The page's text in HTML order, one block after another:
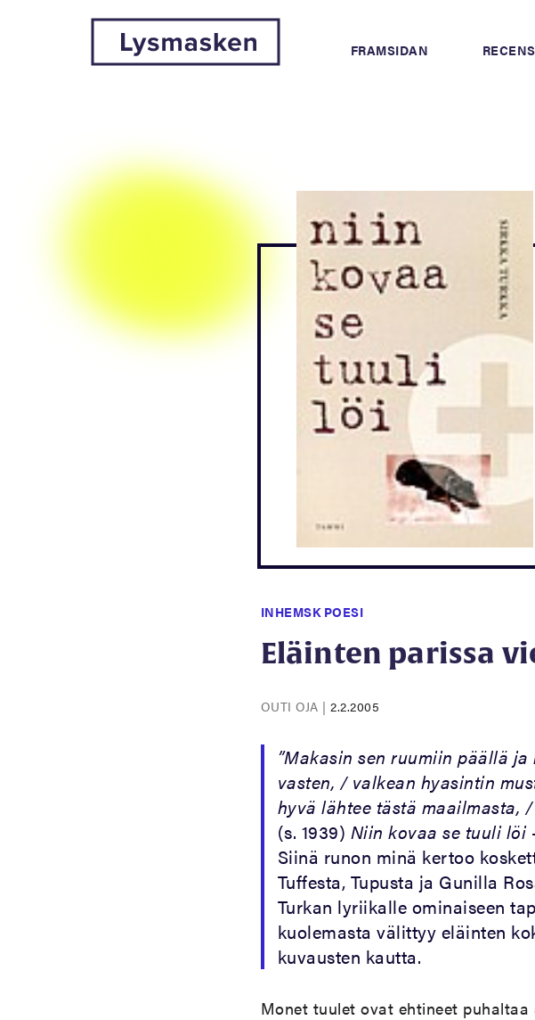
FRAMSIDAN
INHEMSK POESI
Eläinten parissa
OUTI OJA | 2.2.2005
”Makasin sen ruumiin päällä
vasten, / valkean hyasintin
hyvä lähtee tästä maailmasta,
(s. 1939) Niin kovaa se tuuli löi
Siinä runon minä kertoo
Tuffesta, Tupusta ja Gunilla
Turkan lyriikalle ominaiseen
kuolemasta välittyy eläinten
kuvausten kautta.
Monet tuulet ovat ehtineet